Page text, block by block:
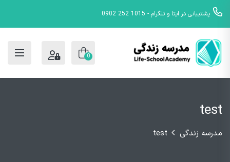
پشتیبانی در ایتا و تلگرام - 1015 252 0902
0
test
مدرسه زندگی test